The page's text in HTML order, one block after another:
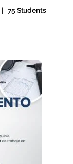
75 Students